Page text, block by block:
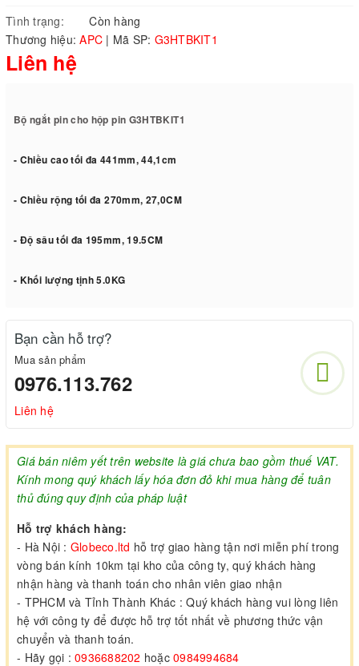
Tình trạng:
Còn hàng
Thương hiệu:APC | Mã SP: G3HTBKIT1
Liên hệ
Bộ ngắt pin cho hộp pin G3HTBKIT1
- Chiều cao tối đa 441mm, 44,1cm
- Chiều rộng tối đa 270mm, 27,0CM
- Độ sâu tối đa 195mm, 19.5CM
- Khối lượng tịnh 5.0KG
Bạn cần hỗ trợ?
Mua sản phẩm
0976.113.762
Liên hệ
Giá bán niêm yết trên website là giá chưa bao gồm thuế VAT.
Kính mong quý khách lấy hóa đơn đỏ khi mua hàng để tuân
thủ đúng quy định của pháp luật
Hỗ trợ khách hàng:
- Hà Nội : Globeco.ltd hỗ trợ giao hàng tận nơi miễn phí trong
vòng bán kính 10km tại kho của công ty, quý khách hàng
nhận hàng và thanh toán cho nhân viên giao nhận
- TPHCM và Tỉnh Thành Khác : Quý khách hàng vui lòng liên
hệ với công ty để được hỗ trợ tốt nhất về phương thức vận
chuyển và thanh toán.
- Hãy gọi : 0936688202 hoặc 0984994684